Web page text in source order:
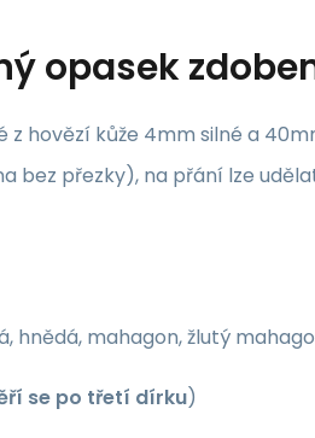
opasek
z hovězí kůže 4mm silné a
bez přezky), na přání lze
hnědá, mahagon, žlutý
se po třetí dírku)